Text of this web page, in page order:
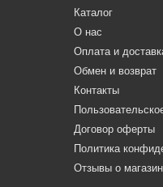
Каталог
О нас
Оплата и
Обмен и возврат
Контакты
Договор оферты
Политика
Отзывы о